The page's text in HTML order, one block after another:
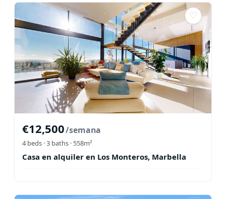
♡
€12,500/semana
4beds ·3 baths · 558m²
Casa en alquiler en Los Monteros, Marbella